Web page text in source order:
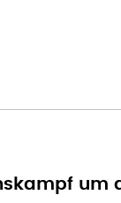
um